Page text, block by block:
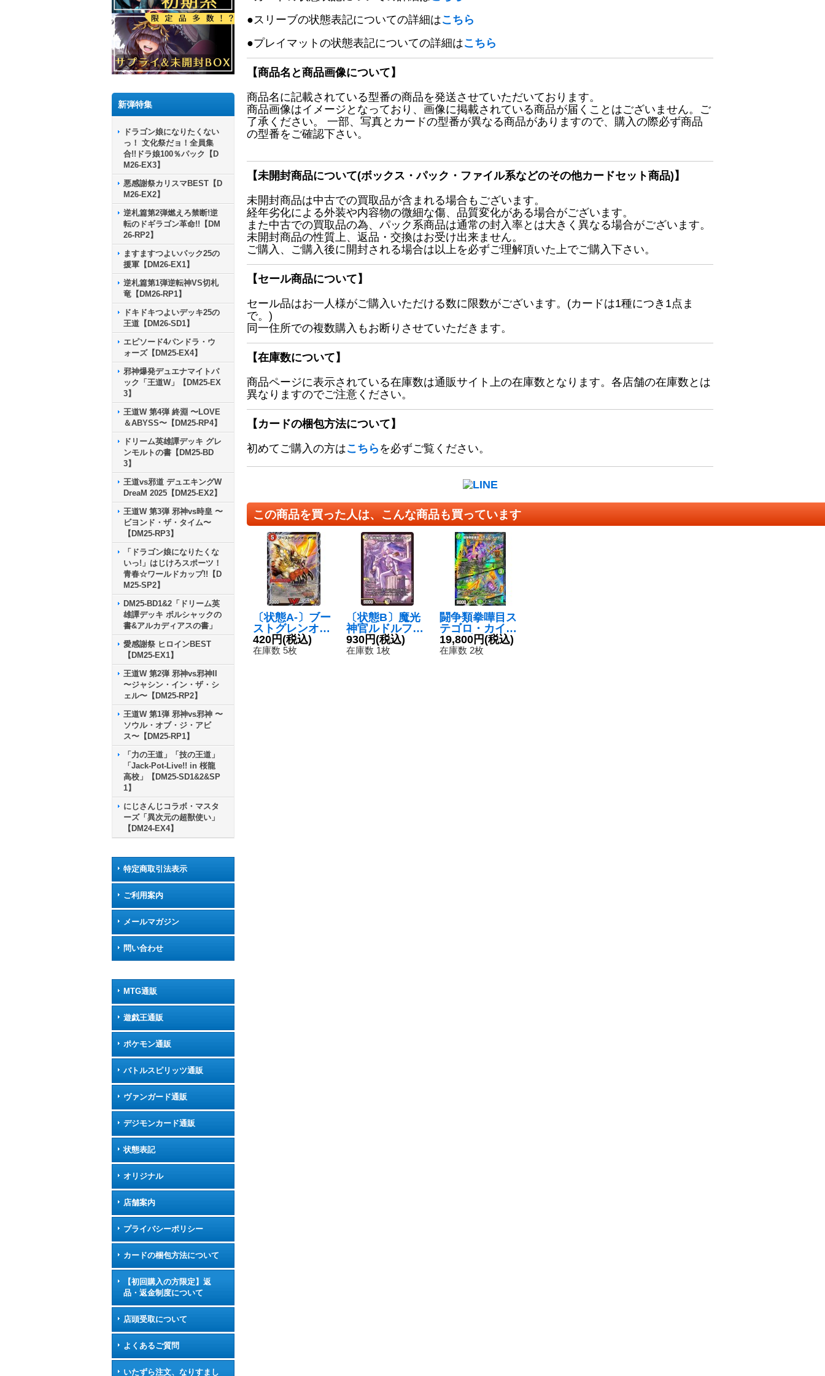
新弾特集
ドラゴン娘になりたくない
っ！ 文化祭だョ！全員集
合!!ドラ娘100％パック【D
M26-EX3】
悪感謝祭カリスマBEST【D
M26-EX2】
逆札篇第2弾燃えろ禁断!逆
転のドギラゴン革命!!【DM
26-RP2】
ますますつよいパック25の
援軍【DM26-EX1】
逆札篇第1弾逆転神VS切札
竜【DM26-RP1】
ドキドキつよいデッキ25の
王道【DM26-SD1】
エピソード4パンドラ・ウ
ォーズ【DM25-EX4】
邪神爆発デュエナマイトパ
ック「王道W」【DM25-EX
3】
王道W 第4弾 終淵 〜LOVE
＆ABYSS〜【DM25-RP4】
ドリーム英雄譚デッキ グレ
ンモルトの書【DM25-BD
3】
王道vs邪道 デュエキングW
DreaM 2025【DM25-EX2】
王道W 第3弾 邪神vs時皇 〜
ビヨンド・ザ・タイム〜
【DM25-RP3】
「ドラゴン娘になりたくな
いっ!」はじけろスポーツ！
青春☆ワールドカップ!!【D
M25-SP2】
DM25-BD1&2「ドリーム英
雄譚デッキ ボルシャックの
書&アルカディアスの書」
愛感謝祭 ヒロインBEST
【DM25-EX1】
王道W 第2弾 邪神vs邪神II
〜ジャシン・イン・ザ・シ
ェル〜【DM25-RP2】
王道W 第1弾 邪神vs邪神 〜
ソウル・オブ・ジ・アビ
ス〜【DM25-RP1】
「力の王道」「技の王道」
「Jack-Pot-Live!! in 桜龍
高校」【DM25-SD1&2&SP
1】
にじさんじコラボ・マスタ
ーズ「異次元の超獣使い」
【DM24-EX4】
特定商取引法表示
ご利用案内
メールマガジン
問い合わせ
MTG通販
遊戯王通販
ポケモン通販
バトルスピリッツ通販
ヴァンガード通販
デジモンカード通販
状態表記
オリジナル
店舗案内
プライバシーポリシー
カードの梱包方法について
【初回購入の方限定】返
品・返金制度について
店頭受取について
よくあるご質問
いたずら注文、なりすまし
●スリーブの状態表記についての詳細はこちら
●プレイマットの状態表記についての詳細はこちら
【商品名と商品画像について】
商品名に記載されている型番の商品を発送させていただいております。
商品画像はイメージとなっており、画像に掲載されている商品が届くことはございません。ご
了承ください。 一部、写真とカードの型番が異なる商品がありますので、購入の際必ず商品
の型番をご確認下さい。
【未開封商品について(ボックス・パック・ファイル系などのその他カードセット商品)】
未開封商品は中古での買取品が含まれる場合もございます。
経年劣化による外装や内容物の微細な傷、品質変化がある場合がございます。
また中古での買取品の為、パック系商品は通常の封入率とは大きく異なる場合がございます。
未開封商品の性質上、返品・交換はお受け出来ません。
ご購入、ご購入後に開封される場合は以上を必ずご理解頂いた上でご購入下さい。
【セール商品について】
セール品はお一人様がご購入いただける数に限数がございます。(カードは1種につき1点ま
で。)
同一住所での複数購入もお断りさせていただきます。
【在庫数について】
商品ページに表示されている在庫数は通販サイト上の在庫数となります。各店舗の在庫数とは
異なりますのでご注意ください。
【カードの梱包方法について】
初めてご購入の方はこちら を必ずご覧ください。
この商品を買った人は、こんな商品も買っています
〔状態A-〕ブー
ストグレンオー
P'S/激竜王ガイ
アール・オウド
420円(税込)
在庫数 5枚
〔状態B〕魔光
神官ルドルフ・
アルカディア
【SR】{22EX2
930円(税込)
在庫数 1枚
闘争類拳嘩目ス
テゴロ・カイザ
ー/お清めシャラ
ップ【-】{P2/Y
19,800円(税込)
在庫数 2枚